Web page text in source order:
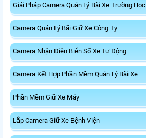
Giải Pháp Camera Quản Lý Bãi Xe Trường Học
Camera Quản Lý Bãi Giữ Xe Công Ty
Camera Nhận Diện Biển Số Xe Tự Động
Camera Kết Hợp Phần Mềm Quản Lý Bãi Xe
Phần Mềm Giữ Xe Máy
Lắp Camera Giữ Xe Bệnh Viện